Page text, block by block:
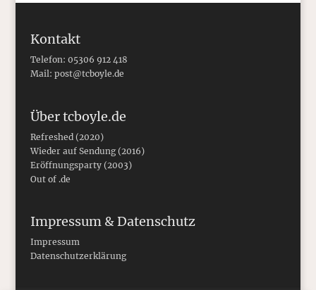
Kontakt
Telefon: 05306 912 418
Mail: post@tcboyle.de
Über tcboyle.de
Refreshed (2020)
Wieder auf Sendung (2016)
Eröffnungsparty (2003)
Out of .de
Impressum & Datenschutz
Impressum
Datenschutzerklärung